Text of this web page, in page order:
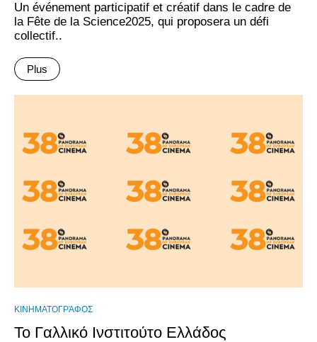
Un événement participatif et créatif dans le cadre de
la Fête de la Science2025, qui proposera un défi
collectif..
Plus
ΚΙΝΗΜΑΤΟΓΡΆΦΟΣ
Το Γαλλικό Ινστιτούτο Ελλάδος